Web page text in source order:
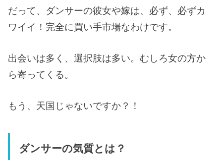
だって、ダンサーの彼女や嫁は、必ず、必ずカ
ワイイ！完全に買い手市場なわけです。
出会いは多く、選択肢は多い。むしろ女の方か
ら寄ってくる。
もう、天国じゃないですか？！
ダンサーの気質とは？